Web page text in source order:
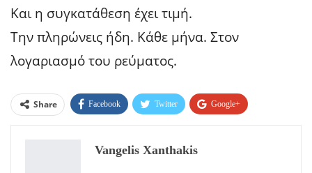
Και η συγκατάθεση έχει τιμή.
Την πληρώνεις ήδη. Κάθε μήνα. Στον
λογαριασμό του ρεύματος.
Share Facebook Twitter Google+
Vangelis Xanthakis